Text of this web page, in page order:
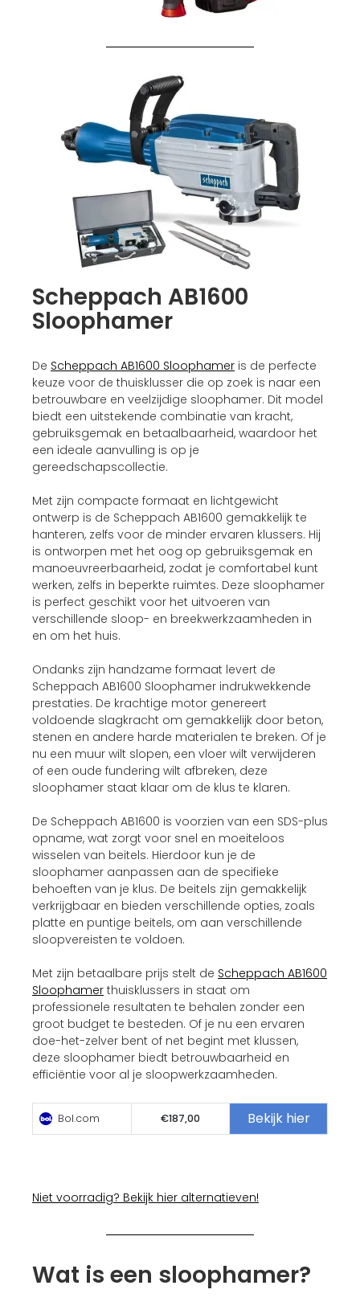
Scheppach AB1600
Sloophamer
De Scheppach AB1600 Sloophamer is de perfecte
keuze voor de thuisklusser die op zoek is naar een
betrouwbare en veelzijdige sloophamer. Dit model
biedt een uitstekende combinatie van kracht,
gebruiksgemak en betaalbaarheid, waardoor het
een ideale aanvulling is op je
gereedschapscollectie.
Met zijn compacte formaat en lichtgewicht
ontwerp is de Scheppach AB1600 gemakkelijk te
hanteren, zelfs voor de minder ervaren klussers. Hij
is ontworpen met het oog op gebruiksgemak en
manoeuvreerbaarheid, zodat je comfortabel kunt
werken, zelfs in beperkte ruimtes. Deze sloophamer
is perfect geschikt voor het uitvoeren van
verschillende sloop- en breekwerkzaamheden in
en om het huis.
Ondanks zijn handzame formaat levert de
Scheppach AB1600 Sloophamer indrukwekkende
prestaties. De krachtige motor genereert
voldoende slagkracht om gemakkelijk door beton,
stenen en andere harde materialen te breken. Of je
nu een muur wilt slopen, een vloer wilt verwijderen
of een oude fundering wilt afbreken, deze
sloophamer staat klaar om de klus te klaren.
De Scheppach AB1600 is voorzien van een SDS-plus
opname, wat zorgt voor snel en moeiteloos
wisselen van beitels. Hierdoor kun je de
sloophamer aanpassen aan de specifieke
behoeften van je klus. De beitels zijn gemakkelijk
verkrijgbaar en bieden verschillende opties, zoals
platte en puntige beitels, om aan verschillende
sloopvereisten te voldoen.
Met zijn betaalbare prijs stelt de Scheppach AB1600
Sloophamer thuisklussers in staat om
professionele resultaten te behalen zonder een
groot budget te besteden. Of je nu een ervaren
doe-het-zelver bent of net begint met klussen,
deze sloophamer biedt betrouwbaarheid en
efficiëntie voor al je sloopwerkzaamheden.
Bol.com €187,00 Bekijk hier
Niet voorradig? Bekijk hier alternatieven!
Wat is een sloophamer?